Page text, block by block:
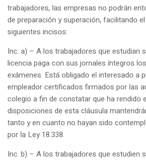
trabajadores, las empresas no podrán
de preparación y superación, facilitando
siguientes incisos:
Inc. a) – A los trabajadores que estudian
licencia paga con sus jornales íntegros
exámenes. Está obligado el interesado a
empleador certificados firmados por las
colegio a fin de constatar que ha rendido
disposiciones de esta cláusula
tanto y en cuanto no hayan sido
por la Ley 18.338.
Inc. b) – A los trabajadores que estudien